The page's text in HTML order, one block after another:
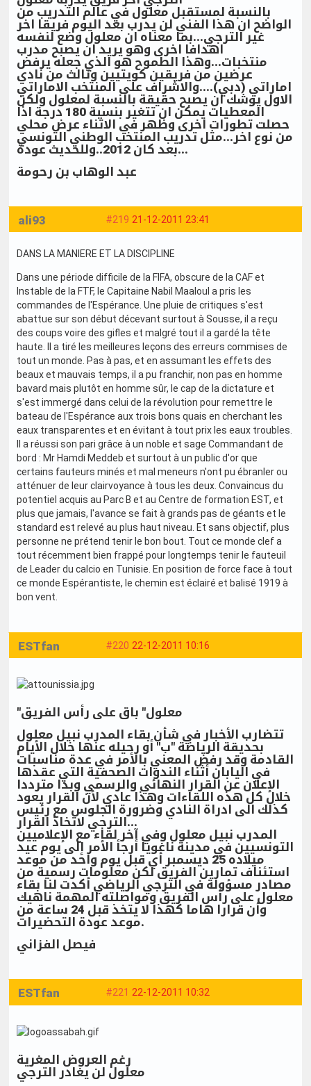
بالنسبة لمستقبل معلول في عالم التدريب من
الواضح ان هذا الفني لن يدرب بعد اليوم فريقا اخر
غير الترجي...بما معناه ان معلول وضع لنفسه
اهدافا اخرى وهو يريد ان يصبح مدرب
منتخبات...وهذا الطموح هو الذي جعله يرفض
عرضين من فريقين كويتيين وثالث من نادي
اماراتي (دبي)....والاشراف على المنتخب الاماراتي
الاول يوشك ان يصبح حقيقة بالنسبة لمعلول ولكن
المعطيات يمكن ان تتغير بنسبة 180 درجة اذا
حصلت تطورات اخرى وظهر في الاثناء عرض محلي
من نوع اخر...مثل تدريب المنتخب الوطني التونسي
بعد كان 2012..وللحديث عودة...
عبد الوهاب بن رحومة
#219 21-12-2011 23:41
ali93
DANS LA MANIERE ET LA DISCIPLINE
Dans une période difficile de la FIFA, obscure de la CAF et
Instable de la FTF, le Capitaine Nabil Maaloul a pris les
commandes de l'Espérance. Une pluie de critiques s'est
abattue sur son début décevant surtout à Sousse, il a reçu
des coups voire des gifles et malgré tout il a gardé la tête
haute. Il a tiré les meilleures leçons des erreurs commises de
tout un monde. Pas à pas, et en assumant les effets des
beaux et mauvais temps, il a pu franchir, non pas en homme
bavard mais plutôt en homme sûr, le cap de la dictature et
s'est immergé dans celui de la révolution pour remettre le
bateau de l'Espérance aux trois bons quais en cherchant les
eaux transparentes et en évitant à tout prix les eaux troubles.
Il a réussi son pari grâce à un noble et sage Commandant de
bord : Mr Hamdi Meddeb et surtout à un public d'or que
certains fauteurs minés et mal meneurs n'ont pu ébranler ou
atténuer de leur clairvoyance à tous les deux. Convaincus du
potentiel acquis au Parc B et au Centre de formation EST, et
plus que jamais, l'avance se fait à grands pas de géants et le
standard est relevé au plus haut niveau. Et sans objectif, plus
personne ne prétend tenir le bon bout. Tout ce monde clef a
tout récemment bien frappé pour longtemps tenir le fauteuil
de Leader du calcio en Tunisie. En position de force face à tout
ce monde Espérantiste, le chemin est éclairé et balisé 1919 à
bon vent.
#220 22-12-2011 10:16
ESTfan
"معلول" باق على رأس الفريق
تتضارب الأخبار في شأن بقاء المدرب نبيل معلول
بحديقة الرياضة "ب" أو رحيله عنها خلال الأيام
القادمة وقد رفض المعني بالأمر في عدة مناسبات
في اليابان أثناء الندوات الصحفية التي عقدها
الإعلان عن القرار النهائي والرسمي وبدا مترددا
خلال كل هذه اللقاءات وهذا عادي لأن القرار يعود
كذلك الى ادراة النادي وضرورة الجلوس مع رئيس
الترجي لاتخاذ القرار...
المدرب نبيل معلول وفي آخر لقاء مع الإعلاميين
التونسيين في مدينة ناغويا أرجأ الأمر إلى يوم عيد
ميلاده 25 ديسمبر أي قبل يوم واحد من موعد
استئناف تمارين الفريق لكن معلومات رسمية من
مصادر مسؤولة في الترجي الرياضي أكدت لنا بقاء
معلول على رأس الفريق ومواصلته المهمة ناهيك
وأن قرارا هاما كهذا لا يتخذ قبل 24 ساعة من
موعد عودة التحضيرات.
فيصل الفزاني
#221 22-12-2011 10:32
ESTfan
رغم العروض المغرية
معلول لن يغادر الترجي